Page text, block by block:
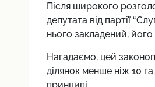
Після широкого
депутата від партії
нього закладений, його
Нагадаємо, цей
ділянок менше ніж 10